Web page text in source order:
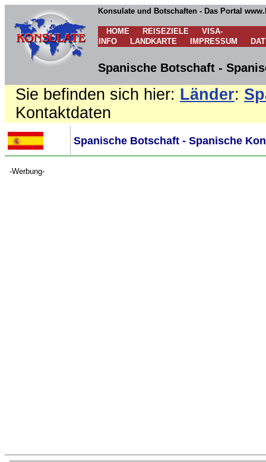
Konsulate und Botschaften - Das Portal
HOME REISEZIELE
VISA-
INFO
LANDKARTE IMPRESSUM
Spanische Botschaft -
Sie befinden sich hier: Länder:
Kontaktdaten
Spanische Botschaft - Spanische
-Werbung-